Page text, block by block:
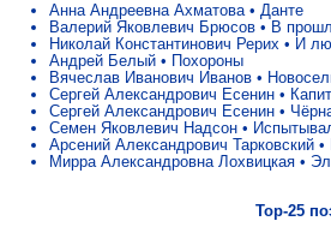
Анна Андреевна Ахматова• Данте
Валерий Яковлевич Брюсов • В
Николай Константинович Рерих • И
Андрей Белый • Похороны
Вячеслав Иванович Иванов •
Сергей Александрович Есенин •
Сергей Александрович Есенин •
Семен Яковлевич Надсон •
Арсений Александрович Тарковский •
Мирра Александровна Лохвицкая •
Top-25